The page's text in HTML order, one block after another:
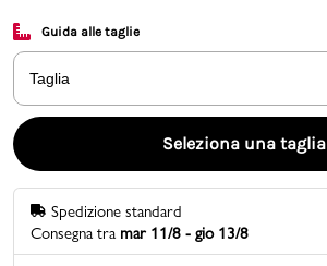
Accedi | Registrati
Carrello
Promo & News
negozi
contatti
Guida alle taglie
Taglia
Seleziona una taglia
Spedizione standard
Consegna tra mar 11/8 - gio 13/8